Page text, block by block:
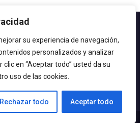
su experiencia de navegación,
personalizados y analizar
en “Aceptar todo” usted da su
uso de las cookies.
Rechazar todo Aceptar todo